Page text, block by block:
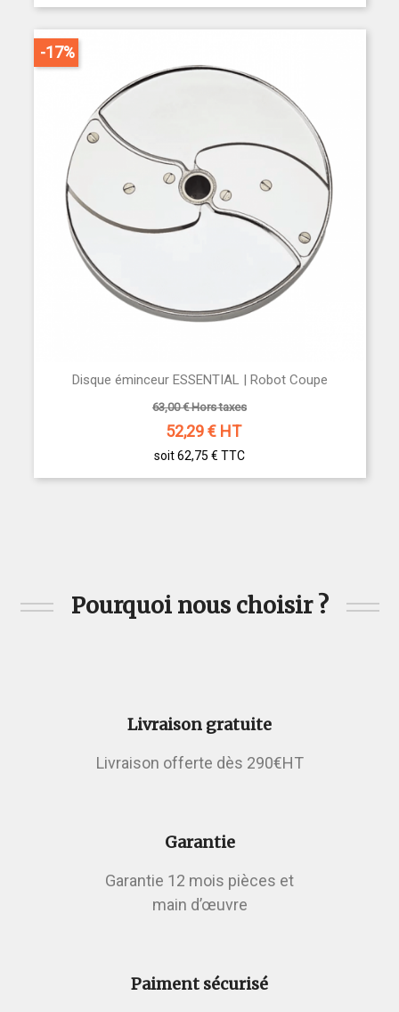
Disque éminceur ESSENTIAL | Robot Coupe
63,00 € Hors taxes
52,29€ HT
soit 62,75 € TTC
-17%
Pourquoi nous choisir ?
Livraison gratuite
Livraison offerte dès 290€HT
Garantie
Garantie 12 mois pièces et
main d’œuvre
Paiment sécurisé